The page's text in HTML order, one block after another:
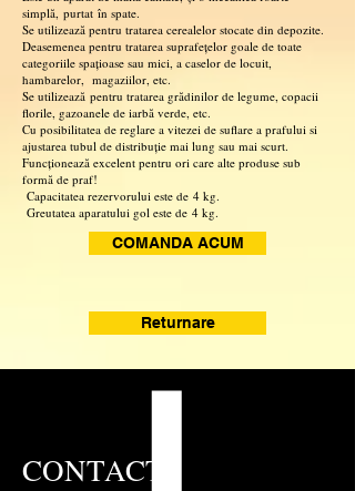
simplă, purtat în spate.
Se utilizează pentru tratarea cerealelor stocate din depozite.
Deasemenea pentru tratarea suprafețelor goale de toate
categoriile spațioase sau mici, a caselor de locuit,
hambarelor, magaziilor, etc.
Se utilizează pentru tratarea grădinilor de legume, copacii
florile, gazoanele de iarbă verde, etc.
Cu posibilitatea de reglare a vitezei de suflare a prafului si
ajustarea tubul de distribuție mai lung sau mai scurt.
Funcționează excelent pentru ori care alte produse sub
formă de praf!
Capacitatea rezervorului este de 4 kg.
Greutatea aparatului gol este de 4 kg.
COMANDA ACUM
Returnare
CONTACT